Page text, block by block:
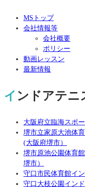
MSトップ
会社情報等
会社概要
ポリシー
動画レッスン
最新情報
インドアテ
大阪府立臨海スポ
堺市立家原大池体
(大阪府堺市）
堺市原池公園体育
堺市）
守口市民体育館イ
守口大枝公園イン